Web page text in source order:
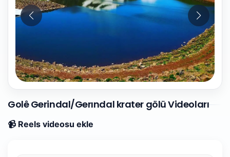
Golê Gerindal/Gerındal krater gölü Videoları
📹 Reels videosu ekle